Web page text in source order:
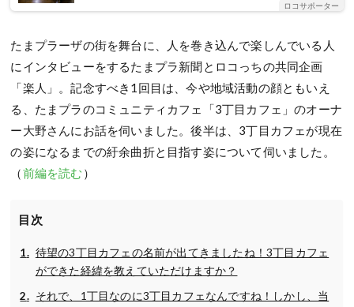
ロコサポーター
たまプラーザの街を舞台に、人を巻き込んで楽しんでいる人
にインタビューをするたまプラ新聞とロコっちの共同企画
「楽人」。記念すべき1回目は、今や地域活動の顔ともいえ
る、たまプラのコミュニティカフェ「3丁目カフェ」のオーナ
ー大野さんにお話を伺いました。後半は、3丁目カフェが現在
の姿になるまでの紆余曲折と目指す姿について伺いました。
（前編を読む ）
目次
待望の3丁目カフェの名前が出てきましたね！3丁目カフェ
ができた経緯を教えていただけますか？
それで、1丁目なのに3丁目カフェなんですね！しかし、当